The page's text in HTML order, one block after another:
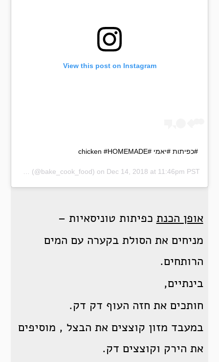
View this post on Instagram
#כפיתות #יאמי #chicken #HOMEMADE
blog (@bake_cook_food) on Dec 14, 2018 at 11:46pm PST
אופן הכנת כפיתות טוניסאיות –
מניחים את הסולת בקערה עם המים
הרותחים.
בינתיים,
חותכים את חזה העוף דק דק.
במעבד מזון קוצצים את הבצל , מוסיפים
את הירק וקוצצים דק.